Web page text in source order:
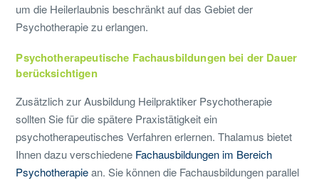
um die Heilerlaubnis beschränkt auf das Gebiet der
Psychotherapie zu erlangen.
Psychotherapeutische Fachausbildungen bei der Dauer
berücksichtigen
Zusätzlich zur Ausbildung Heilpraktiker Psychotherapie
sollten Sie für die spätere Praxistätigkeit ein
psychotherapeutisches Verfahren erlernen. Thalamus bietet
Ihnen dazu verschiedene Fachausbildungen im Bereich
Psychotherapiean. Sie können die Fachausbildungen parallel